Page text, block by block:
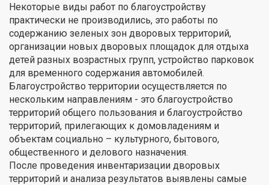
Некоторые виды работ по благоустройству
практически не производились, это работы по
содержанию зеленых зон дворовых территорий,
организации новых дворовых площадок для отдыха
детей разных возрастных групп, устройство парковок
для временного содержания автомобилей.
Благоустройство территории осуществляется по
нескольким направлениям - это благоустройство
территорий общего пользования и благоустройство
территорий, прилегающих к домовладениям и
объектам социально – культурного, бытового,
общественного и делового назначения.
После проведения инвентаризации дворовых
территорий и анализа результатов выявлены самые